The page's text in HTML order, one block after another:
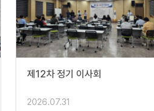
제12차 정기 이사회
2026.07.31